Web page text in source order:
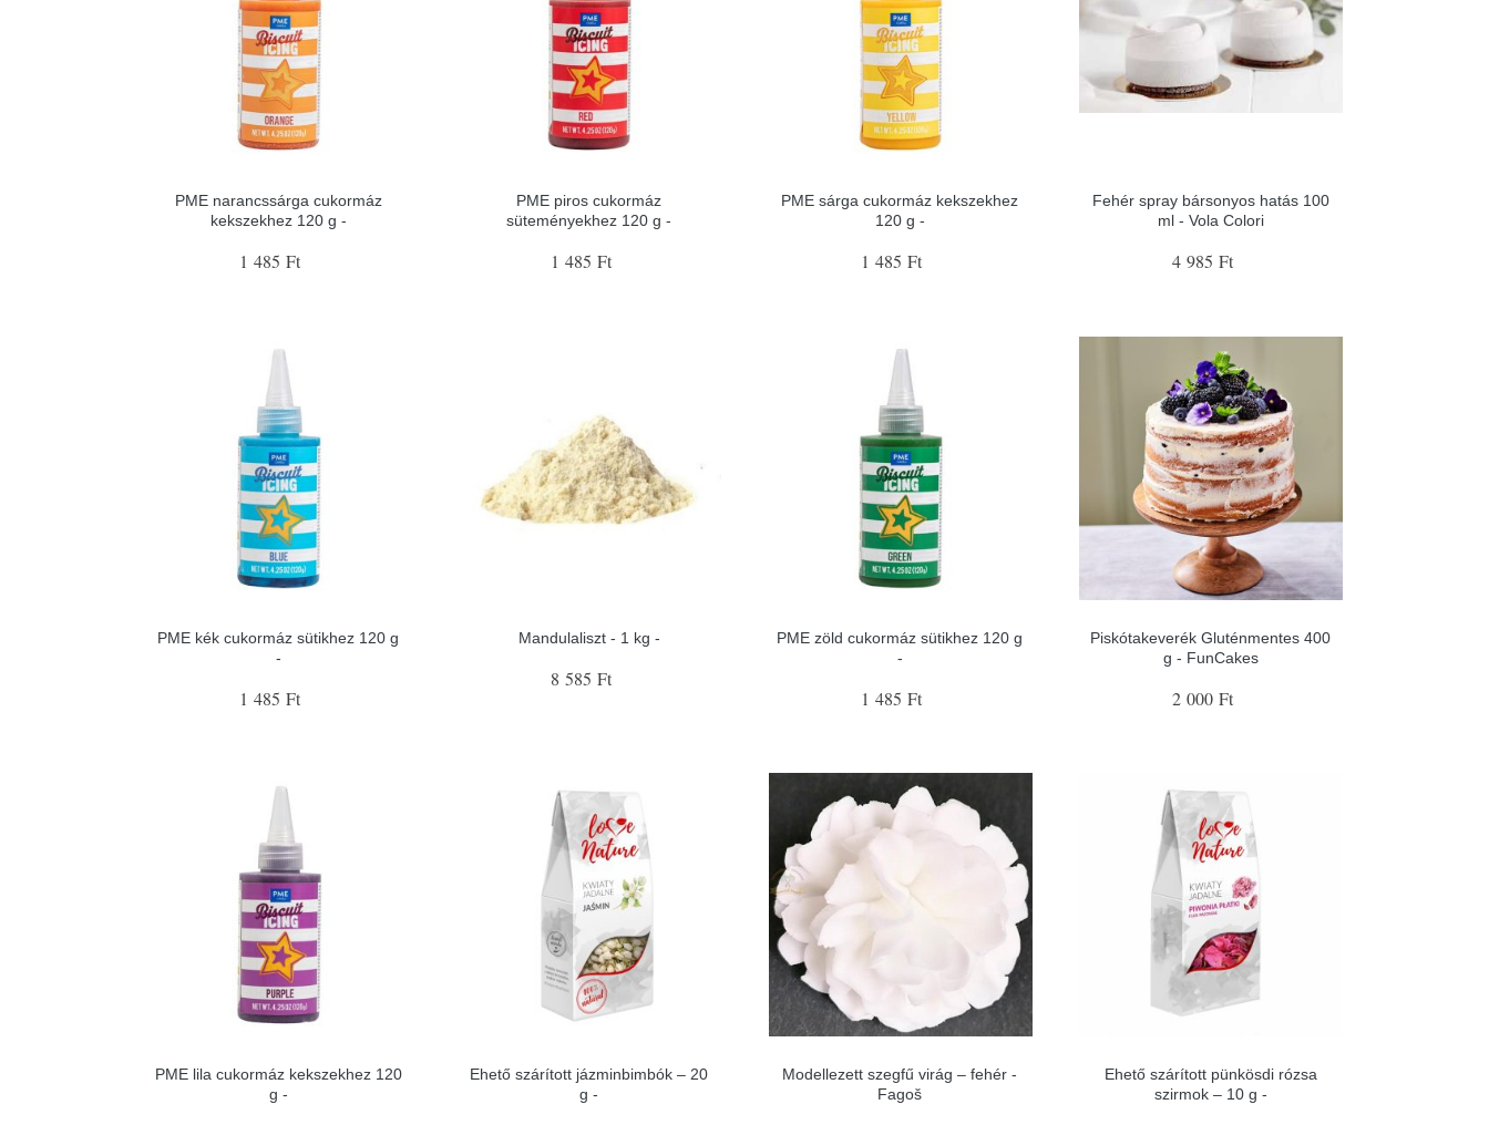
PME narancssárga cukormáz
kekszekhez 120 g -
1 485 Ft
PME piros cukormáz
süteményekhez 120 g -
1 485 Ft
PME sárga cukormáz kekszekhez
120 g -
1 485 Ft
Fehér spray bársonyos hatás 100
ml - Vola Colori
4 985 Ft
PME kék cukormáz sütikhez 120 g
-
1 485 Ft
Mandulaliszt - 1 kg -
8 585 Ft
PME zöld cukormáz sütikhez 120 g
-
1 485 Ft
Piskótakeverék Gluténmentes 400
g - FunCakes
2 000 Ft
PME lila cukormáz kekszekhez 120
g -
Ehető szárított jázminbimbók – 20
g -
Modellezett szegfű virág – fehér -
Fagoš
Ehető szárított pünkösdi rózsa
szirmok – 10 g -